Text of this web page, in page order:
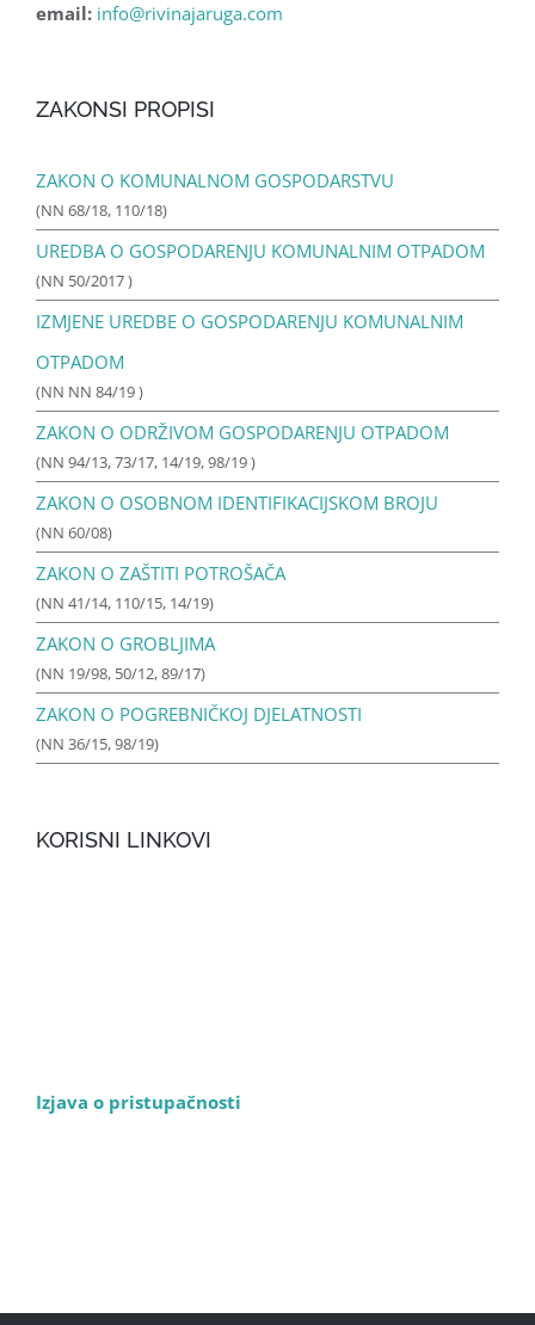
email: info@rivinajaruga.com
ZAKONSI PROPISI
ZAKON O KOMUNALNOM GOSPODARSTVU
(NN 68/18, 110/18)
UREDBA O GOSPODARENJU KOMUNALNIM OTPADOM
(NN 50/2017 )
IZMJENE UREDBE O GOSPODARENJU KOMUNALNIM
OTPADOM
(NN NN 84/19 )
ZAKON O ODRŽIVOM GOSPODARENJU OTPADOM
(NN 94/13, 73/17, 14/19, 98/19 )
ZAKON O OSOBNOM IDENTIFIKACIJSKOM BROJU
(NN 60/08)
ZAKON O ZAŠTITI POTROŠAČA
(NN 41/14, 110/15, 14/19)
ZAKON O GROBLJIMA
(NN 19/98, 50/12, 89/17)
ZAKON O POGREBNIČKOJ DJELATNOSTI
(NN 36/15, 98/19)
KORISNI LINKOVI
Izjava o pristupačnosti